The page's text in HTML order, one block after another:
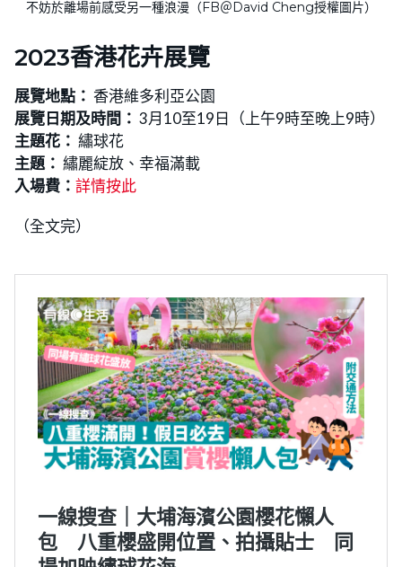
不妨於離場前感受另一種浪漫（FB＠David Cheng授權圖片）
2023香港花卉展覽
展覽地點： 香港維多利亞公園
展覽日期及時間： 3月10至19日（上午9時至晚上9時）
主題花： 繡球花
主題： 繡麗綻放、幸福滿載
入場費： 詳情按此
（全文完）